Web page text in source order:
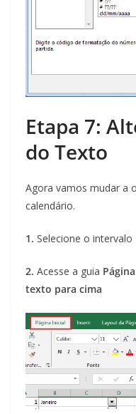
Etapa 7:
do Texto
Agora vamos mudar a
calendário.
1. Selecione o intervalo
2. Acesse a guia
texto para cima